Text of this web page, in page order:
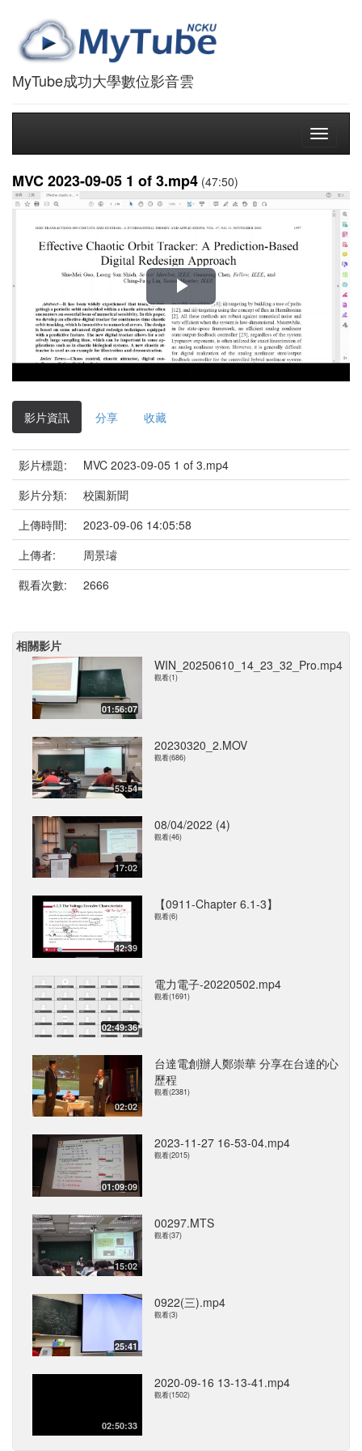
MyTube成功大學數位影音雲
Toggle
MVC 2023-09-05 1 of 3.mp4 (47:50)
播
放
影
影片資訊 分享 收藏
影片標題:
MVC 2023-09-05 1 of 3.mp4
影片分類:
校園新聞
上傳時間:
2023-09-06 14:05:58
上傳者:
周景璿
觀看次數:
2666
相關影片
01:56:07
WIN_20250610_14_23_32_Pro.mp4
觀看(1)
53:54
20230320_2.MOV
觀看(686)
17:02
08/04/2022 (4)
觀看(46)
42:39
【0911-Chapter 6.1-3】
觀看(6)
02:49:36
電力電子-20220502.mp4
觀看(1691)
02:02
台達電創辦人鄭崇華 分享在台達的心
歷程
觀看(2381)
01:09:09
2023-11-27 16-53-04.mp4
觀看(2015)
15:02
00297.MTS
觀看(37)
25:41
0922(三).mp4
觀看(3)
02:50:33
2020-09-16 13-13-41.mp4
觀看(1502)